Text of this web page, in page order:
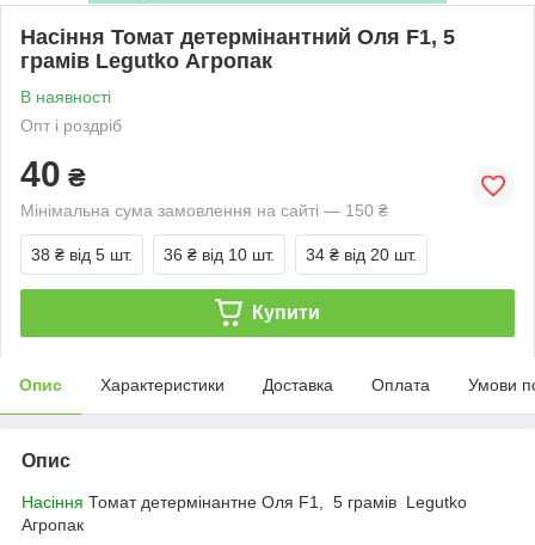
Насіння Томат детермінантний Оля F1, 5
грамів Legutko Агропак
В наявності
Опт і роздріб
40 ₴
Мінімальна сума замовлення на сайті — 150 ₴
38 ₴ від 5 шт. 36 ₴ від 10 шт. 34 ₴ від 20 шт.
Купити
Опис Характеристики Доставка Оплата Умови
Опис
Насіння Томат детермінантне Оля F1, 5 грамів Legutko
Агропак